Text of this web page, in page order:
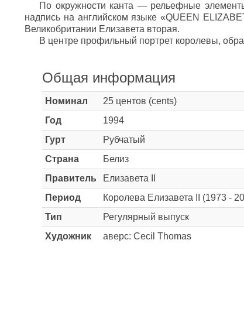
По окружности канта — рельефные
надпись на английском языке «QUEEN
Великобритании Елизавета вторая.
В центре профильный портрет королевы,
Общая информация
Номинал
25 центов (cents)
Год
1994
Гурт
Рубчатый
Страна
Белиз
Правитель
Елизавета II
Период
Королева Елизавета II (1973 -
Тип
Регулярный выпуск
Художник
аверс: Cecil Thomas